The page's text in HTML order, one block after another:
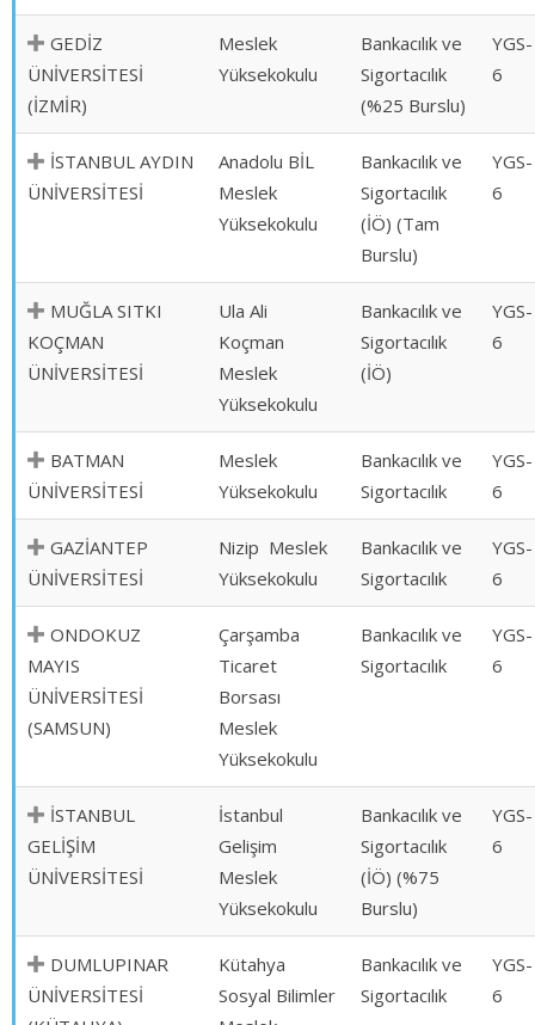
GEDİZ
ÜNİVERSİTESİ
(İZMİR)
Meslek
Yüksekokulu
Bankacılık ve
Sigortacılık
(%25 Burslu)
YGS-
6
İSTANBUL AYDIN
ÜNİVERSİTESİ
Anadolu BİL
Meslek
Yüksekokulu
Bankacılık ve
Sigortacılık
(İÖ) (Tam
Burslu)
YGS-
6
MUĞLA SITKI
KOÇMAN
ÜNİVERSİTESİ
Ula Ali
Koçman
Meslek
Yüksekokulu
Bankacılık ve
Sigortacılık
(İÖ)
YGS-
6
BATMAN
ÜNİVERSİTESİ
Meslek
Yüksekokulu
Bankacılık ve
Sigortacılık
YGS-
6
GAZİANTEP
ÜNİVERSİTESİ
Nizip Meslek
Yüksekokulu
Bankacılık ve
Sigortacılık
YGS-
6
ONDOKUZ
MAYIS
ÜNİVERSİTESİ
(SAMSUN)
Çarşamba
Ticaret
Borsası
Meslek
Yüksekokulu
Bankacılık ve
Sigortacılık
YGS-
6
İSTANBUL
GELİŞİM
ÜNİVERSİTESİ
İstanbul
Gelişim
Meslek
Yüksekokulu
Bankacılık ve
Sigortacılık
(İÖ) (%75
Burslu)
YGS-
6
DUMLUPINAR
ÜNİVERSİTESİ
Kütahya
Sosyal Bilimler
Bankacılık ve
Sigortacılık
YGS-
6